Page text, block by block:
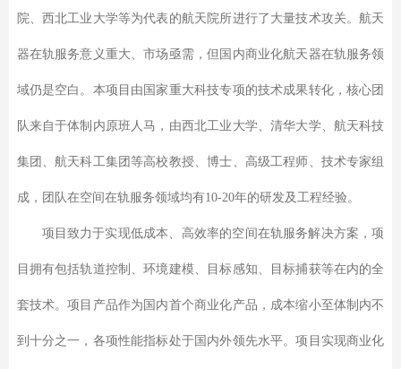
院、西北工业大学等为代表的航天院所进行了大量技术攻关。航天
器在轨服务意义重大、市场亟需，但国内商业化航天器在轨服务领
域仍是空白。本项目由国家重大科技专项的技术成果转化，核心团
队来自于体制内原班人马，由西北工业大学、清华大学、航天科技
集团、航天科工集团等高校教授、博士、高级工程师、技术专家组
成，团队在空间在轨服务领域均有10-20年的研发及工程经验。
项目致力于实现低成本、高效率的空间在轨服务解决方案，项
目拥有包括轨道控制、环境建模、目标感知、目标捕获等在内的全
套技术。项目产品作为国内首个商业化产品，成本缩小至体制内不
到十分之一，各项性能指标处于国内外领先水平。项目实现商业化